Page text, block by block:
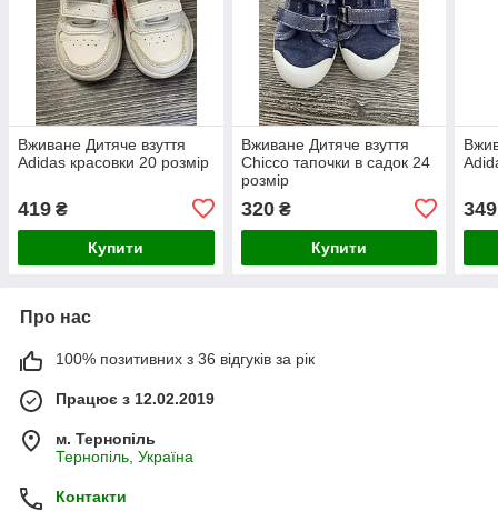
Вживане Дитяче взуття
Adidas красовки 20 розмір
419 ₴
Купити
Вживане Дитяче взуття
Chicco тапочки в садок 24
розмір
320₴
Купити
349
Про нас
100% позитивних з 36 відгуків за рік
Працює з 12.02.2019
м. Тернопіль
Тернопіль, Україна
Контакти